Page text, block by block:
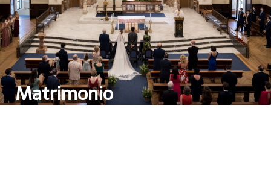
Matrimonio